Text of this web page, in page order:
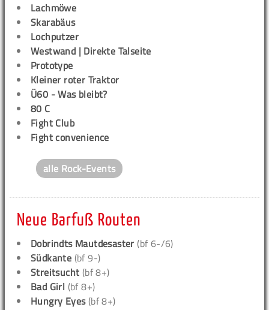
Lachmöwe
Skarabäus
Lochputzer
Westwand | Direkte Talseite
Prototype
Kleiner roter Traktor
Ü60 - Was bleibt?
80 C
Fight Club
Fight convenience
alle Rock-Events
Neue Barfuß Routen
Dobrindts Mautdesaster (bf 6-/6)
Südkante (bf 9-)
Streitsucht (bf 8+)
Bad Girl (bf 8+)
Hungry Eyes(bf 8+)